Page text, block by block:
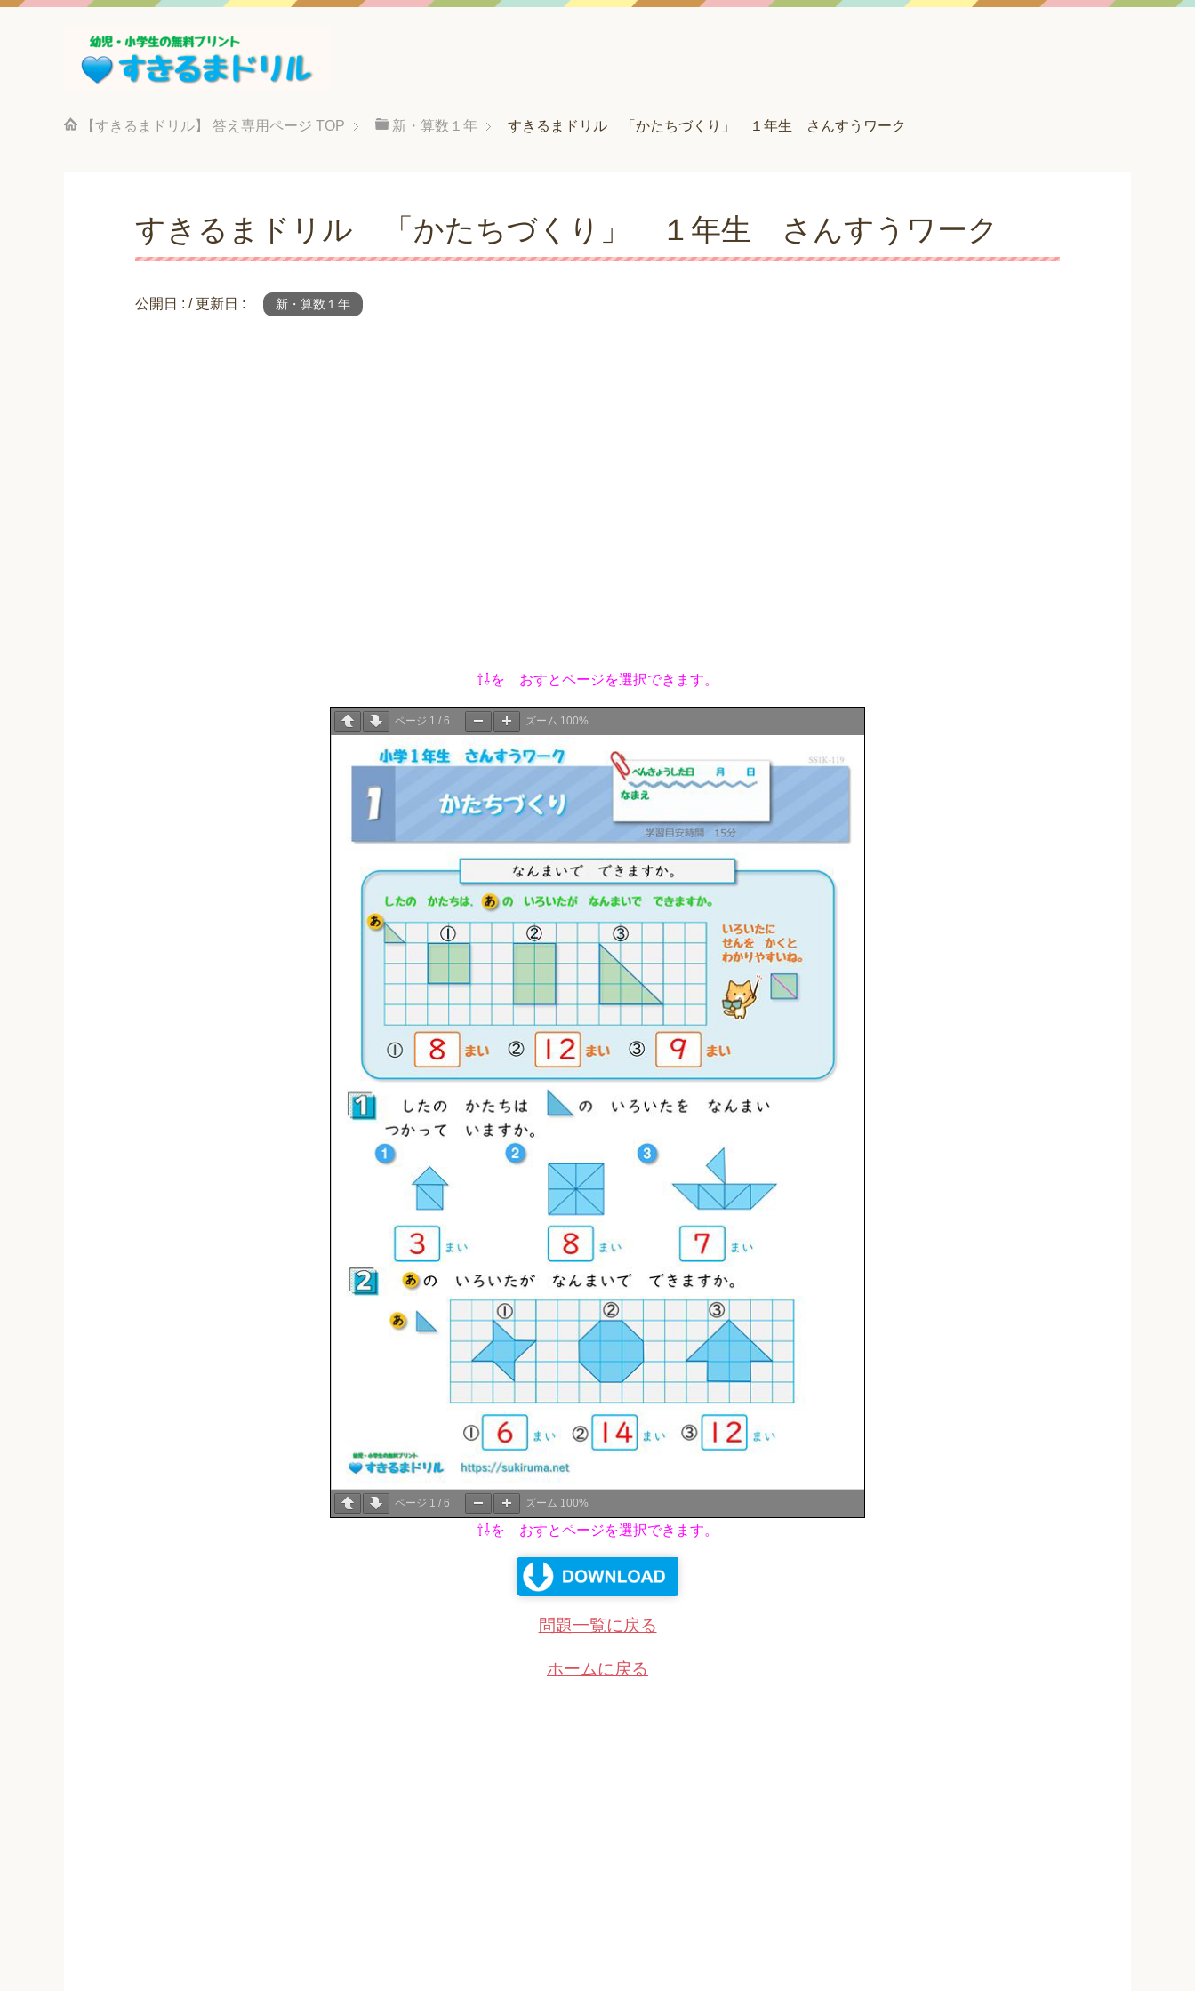
【すきるまドリル】 答え専用ページ TOP 新・算数１年 すきるまドリル 「かたちづくり」 １年生 さんすうワーク
すきるまドリル 「かたちづくり」 １年生 さんすうワーク
公開日 : / 更新日 : 新・算数１年
⇧⇩を おすとページを選択できます。
ページ 1 / 6 ズーム 100%
ページ 1 / 6 ズーム 100%
⇧⇩を おすとページを選択できます。
問題一覧に戻る
ホームに戻る